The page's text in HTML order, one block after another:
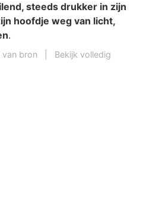
steeds drukker in zijn
hoofdje weg van licht,
.
van bron
Bekijk volledig